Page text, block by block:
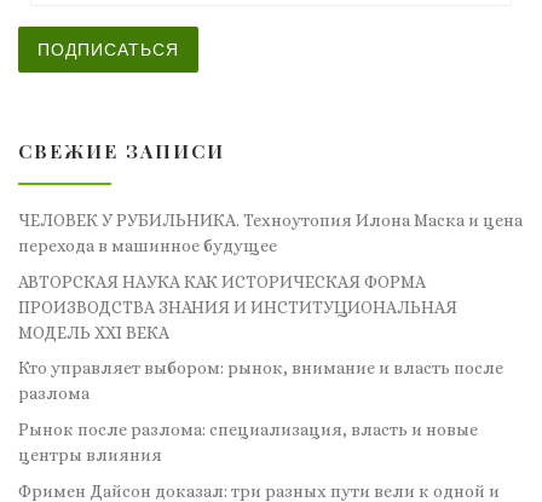
ПОДПИСАТЬСЯ
СВЕЖИЕ ЗАПИСИ
ЧЕЛОВЕК У РУБИЛЬНИКА. Техноутопия Илона Маска и цена
перехода в машинное будущее
АВТОРСКАЯ НАУКА КАК ИСТОРИЧЕСКАЯ ФОРМА
ПРОИЗВОДСТВА ЗНАНИЯ И ИНСТИТУЦИОНАЛЬНАЯ
МОДЕЛЬ XXI ВЕКА
Кто управляет выбором: рынок, внимание и власть после
разлома
Рынок после разлома: специализация, власть и новые
центры влияния
Фримен Дайсон доказал: три разных пути вели к одной и